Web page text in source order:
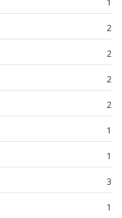
1
2
2
2
2
1
1
3
1